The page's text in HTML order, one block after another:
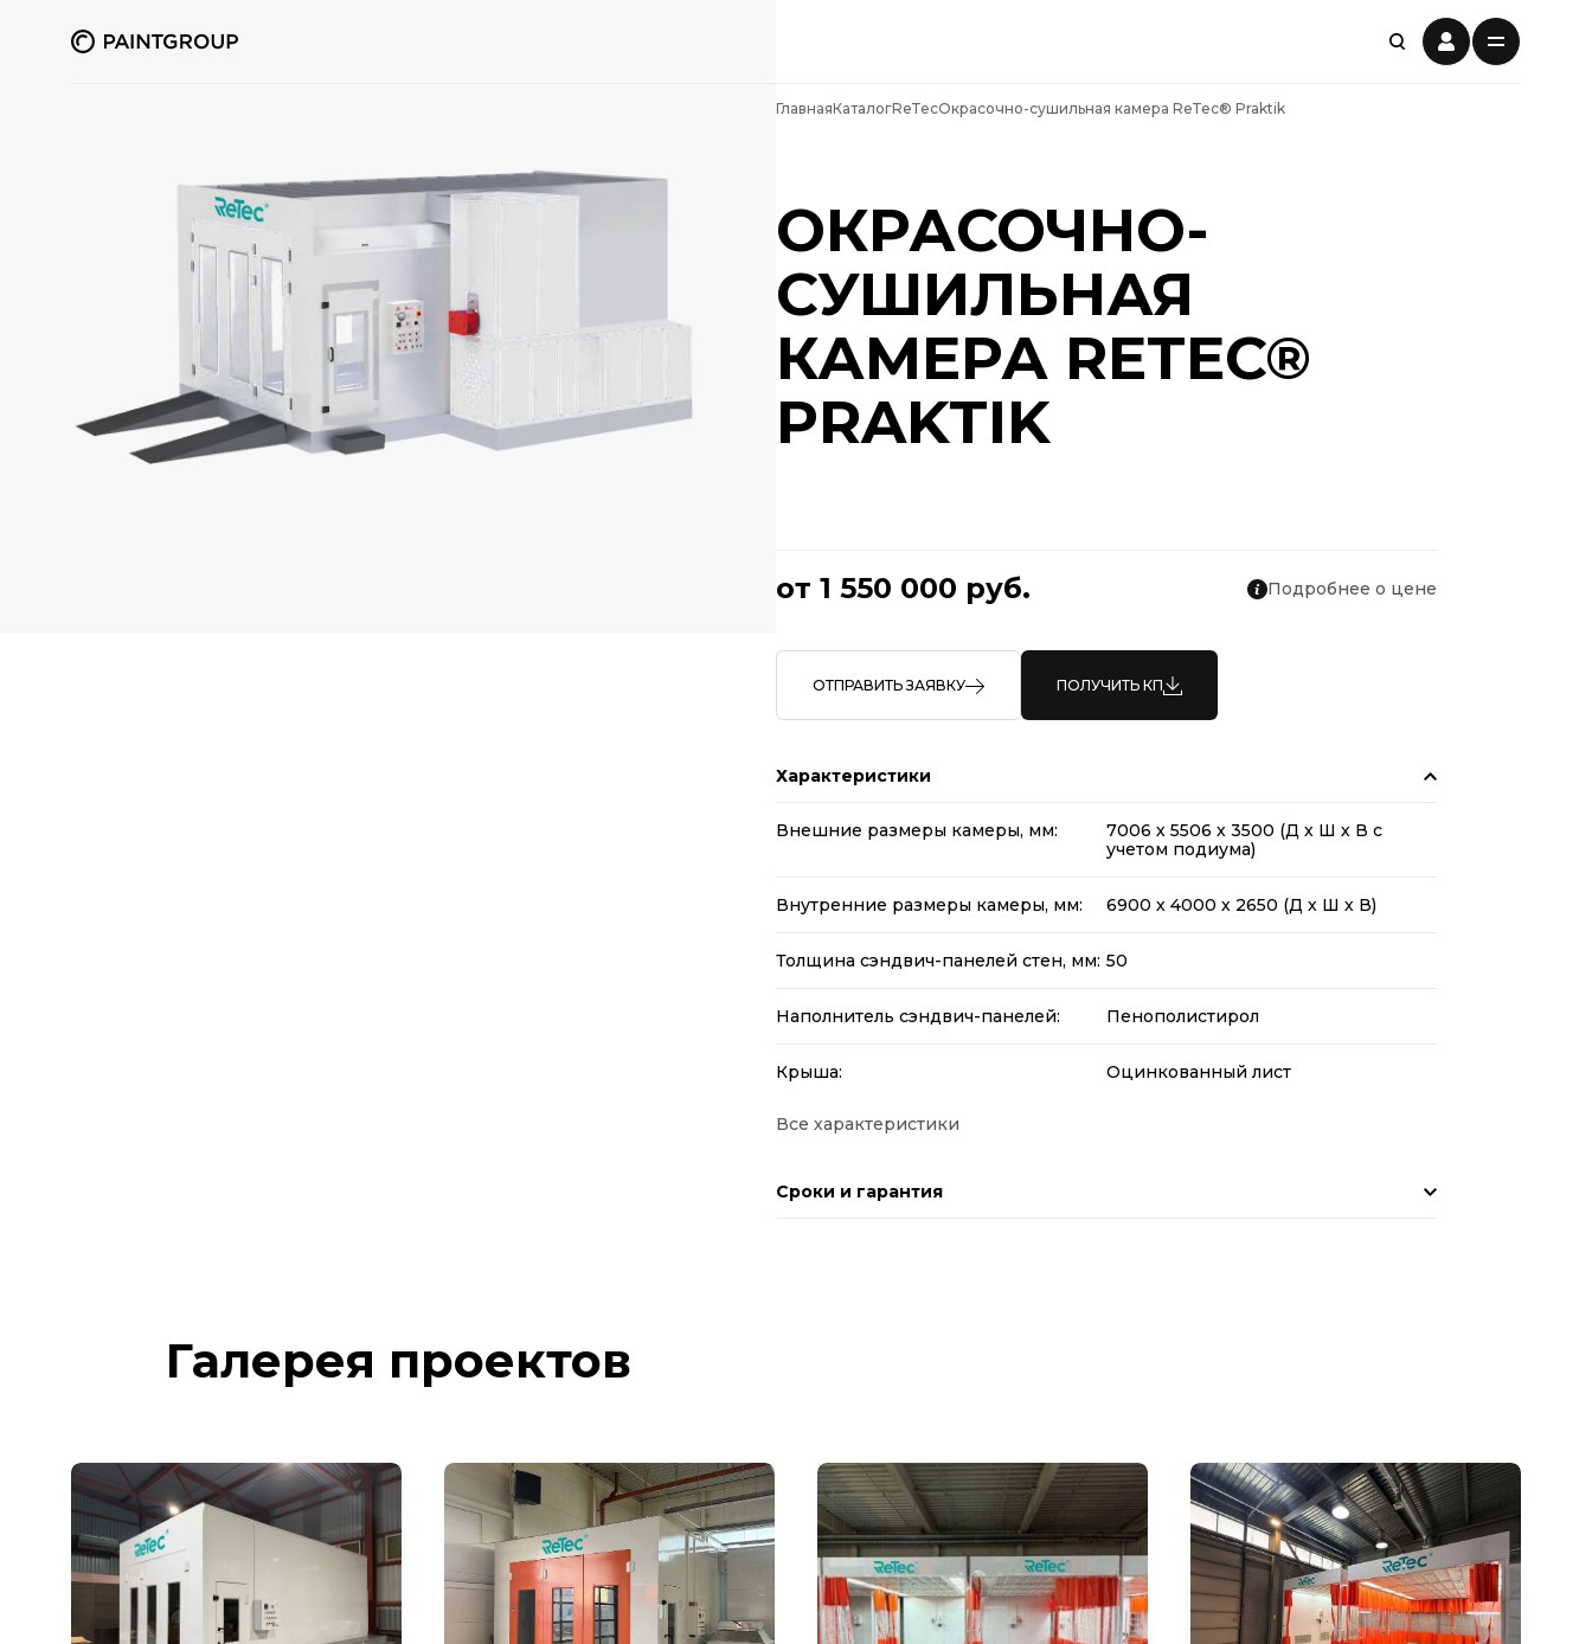
ГлавнаяКаталогReTecОкрасочно-сушильная камера ReTec® Praktik
ОКРАСОЧНО-
СУШИЛЬНАЯ
КАМЕРА RETEC®
PRAKTIK
от 1 550 000 руб. Подробнее о цене
ОТПРАВИТЬ ЗАЯВКУ ПОЛУЧИТЬ КП
Характеристики
Внешние размеры камеры, мм:
7006 х 5506 х 3500 (Д х Ш х В с
учетом подиума)
Внутренние размеры камеры, мм: 6900 х 4000 х 2650 (Д х Ш х В)
Толщина сэндвич-панелей стен, мм: 50
Наполнитель сэндвич-панелей: Пенополистирол
Крыша: Оцинкованный лист
Все характеристики
Сроки и гарантия
Галерея проектов